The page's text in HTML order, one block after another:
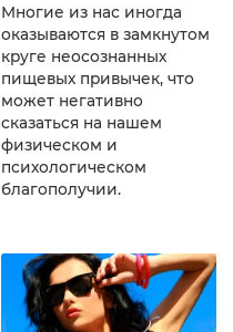
Многие из нас иногда
оказываются в замкнутом
круге неосознанных
пищевых привычек, что
может негативно
сказаться на нашем
физическом и
психологическом
благополучии.